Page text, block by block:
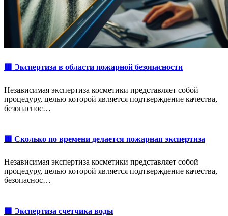
🟥 Экспертиза в области пожарной безопасности
Независимая экспертиза косметики представляет собой
процедуру, целью которой является подтверждение качества,
безопаснос…
🟥 Сколько по времени делается пожарная экспертиза
Независимая экспертиза косметики представляет собой
процедуру, целью которой является подтверждение качества,
безопаснос…
🟩 Экспертиза счетчика воды